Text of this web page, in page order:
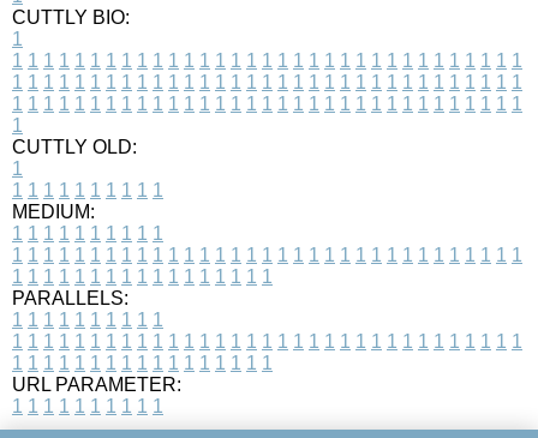
CUTTLY BIO:
1
1 1 1 1 1 1 1 1 1 1 1 1 1 1 1 1 1 1 1 1 1 1 1 1 1 1 1 1 1 1 1 1 1
1 1 1 1 1 1 1 1 1 1 1 1 1 1 1 1 1 1 1 1 1 1 1 1 1 1 1 1 1 1 1 1 1
1 1 1 1 1 1 1 1 1 1 1 1 1 1 1 1 1 1 1 1 1 1 1 1 1 1 1 1 1 1 1 1 1
1
CUTTLY OLD:
1
1 1 1 1 1 1 1 1 1 1
MEDIUM:
1 1 1 1 1 1 1 1 1 1
1 1 1 1 1 1 1 1 1 1 1 1 1 1 1 1 1 1 1 1 1 1 1 1 1 1 1 1 1 1 1 1 1
1 1 1 1 1 1 1 1 1 1 1 1 1 1 1 1 1
PARALLELS:
1 1 1 1 1 1 1 1 1 1
1 1 1 1 1 1 1 1 1 1 1 1 1 1 1 1 1 1 1 1 1 1 1 1 1 1 1 1 1 1 1 1 1
1 1 1 1 1 1 1 1 1 1 1 1 1 1 1 1 1
URL PARAMETER:
1 1 1 1 1 1 1 1 1 1